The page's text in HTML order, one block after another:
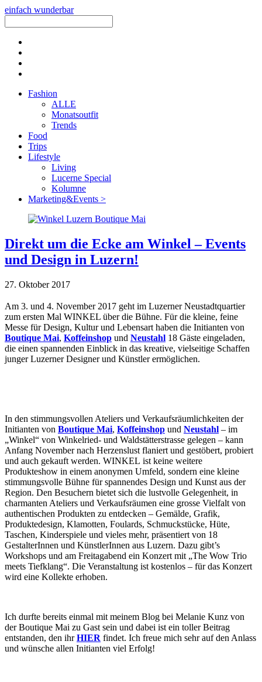
einfach wunderbar
Fashion
ALLE
Monatsoutfit
Trends
Food
Trips
Lifestyle
Living
Lucerne Special
Kolumne
Marketing&Events >
Direkt um die Ecke am Winkel – Events
und Design in Luzern!
27. Oktober 2017
Am 3. und 4. November 2017 geht im Luzerner Neustadtquartier
zum ersten Mal WINKEL über die Bühne. Für die kleine, feine
Messe für Design, Kultur und Lebensart haben die Initianten von
Boutique Mai, Koffeinshop und Neustahl 18 Gäste eingeladen,
die einen spannenden Einblick in das kreative, vielseitige Schaffen
junger Luzerner Designer und Künstler ermöglichen.
In den stimmungsvollen Ateliers und Verkaufsräumlichkeiten der
Initianten von Boutique Mai, Koffeinshop und Neustahl – im
„Winkel“ von Winkelried- und Waldstätterstrasse gelegen – kann
Anfang November nach Herzenslust flaniert und gestöbert, probiert
und auch gekauft werden. WINKEL ist keine weitere
Produkteshow in einem anonymen Umfeld, sondern eine kleine
stimmungsvolle Bühne für spannendes Design und Kunst aus der
Region. Den Besuchern bietet sich die lustvolle Gelegenheit, in
charmanten Ateliers und Verkaufsräumen eine grosse Vielfalt von
authentischen Produkten zu entdecken – Gemälde, Grafik,
Produktedesign, Klamotten, Foulards, Schmuckstücke, Hüte,
Taschen, Kinderspiele und vieles mehr, präsentiert von 18
GestalterInnen und KünstlerInnen aus Luzern. Dazu gibt’s
Workshops und am Freitagabend ein Konzert mit „The Wow Trio
meets Tiefklang“. Die Veranstaltung ist kostenlos – für das Konzert
wird eine Kollekte erhoben.
Ich durfte bereits einmal mit meinem Blog bei Melanie Kunz von
der Boutique Mai zu Gast sein und dabei ist ein toller Beitrag
entstanden, den ihrHIER findet. Ich freue mich sehr auf den Anlass
und wünsche allen Initianten viel Erfolg!